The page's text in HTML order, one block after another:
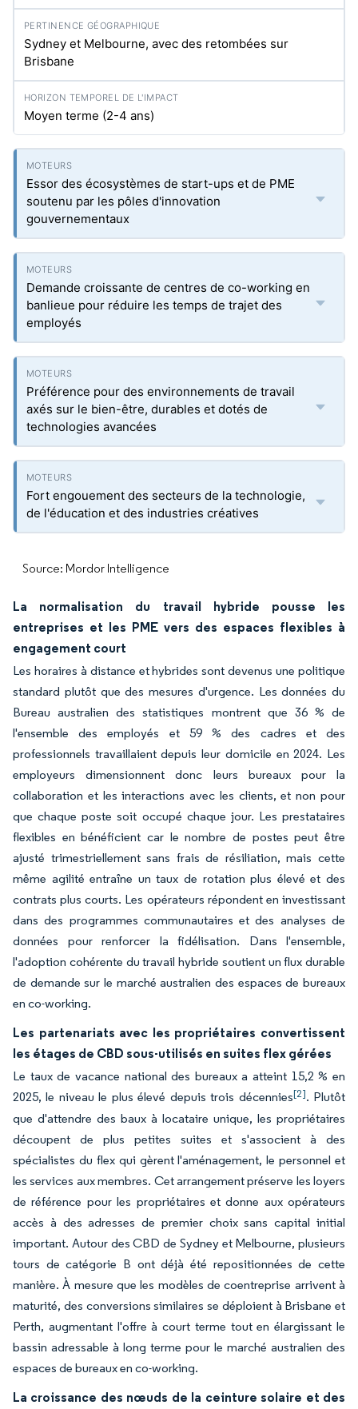
Sydney et Melbourne, avec des retombées sur
Brisbane
Moyen terme (2-4 ans)
Essor des écosystèmes de start-ups et de PME
soutenu par les pôles d'innovation
gouvernementaux
Demande croissante de centres de co-working en
banlieue pour réduire les temps de trajet des
employés
Préférence pour des environnements de travail
axés sur le bien-être, durables et dotés de
technologies avancées
Fort engouement des secteurs de la technologie,
de l'éducation et des industries créatives
Source: Mordor Intelligence
La normalisation du travail hybride pousse les
entreprises et les PME vers des espaces flexibles à
engagement court
Les horaires à distance et hybrides sont devenus une politique
standard plutôt que des mesures d'urgence. Les données du
Bureau australien des statistiques montrent que 36 % de
l'ensemble des employés et 59 % des cadres et des
professionnels travaillaient depuis leur domicile en 2024. Les
employeurs dimensionnent donc leurs bureaux pour la
collaboration et les interactions avec les clients, et non pour
que chaque poste soit occupé chaque jour. Les prestataires
flexibles en bénéficient car le nombre de postes peut être
ajusté trimestriellement sans frais de résiliation, mais cette
même agilité entraîne un taux de rotation plus élevé et des
contrats plus courts. Les opérateurs répondent en investissant
dans des programmes communautaires et des analyses de
données pour renforcer la fidélisation. Dans l'ensemble,
l'adoption cohérente du travail hybride soutient un flux durable
de demande sur le marché australien des espaces de bureaux
en co-working.
Les partenariats avec les propriétaires convertissent
les étages de CBD sous-utilisés en suites flex gérées
Le taux de vacance national des bureaux a atteint 15,2 % en
2025, le niveau le plus élevé depuis trois décennies[2]. Plutôt
que d'attendre des baux à locataire unique, les propriétaires
découpent de plus petites suites et s'associent à des
spécialistes du flex qui gèrent l'aménagement, le personnel et
les services aux membres. Cet arrangement préserve les loyers
de référence pour les propriétaires et donne aux opérateurs
accès à des adresses de premier choix sans capital initial
important. Autour des CBD de Sydney et Melbourne, plusieurs
tours de catégorie B ont déjà été repositionnées de cette
manière. À mesure que les modèles de coentreprise arrivent à
maturité, des conversions similaires se déploient à Brisbane et
Perth, augmentant l'offre à court terme tout en élargissant le
bassin adressable à long terme pour le marché australien des
espaces de bureaux en co-working.
La croissance des nœuds de la ceinture solaire et des